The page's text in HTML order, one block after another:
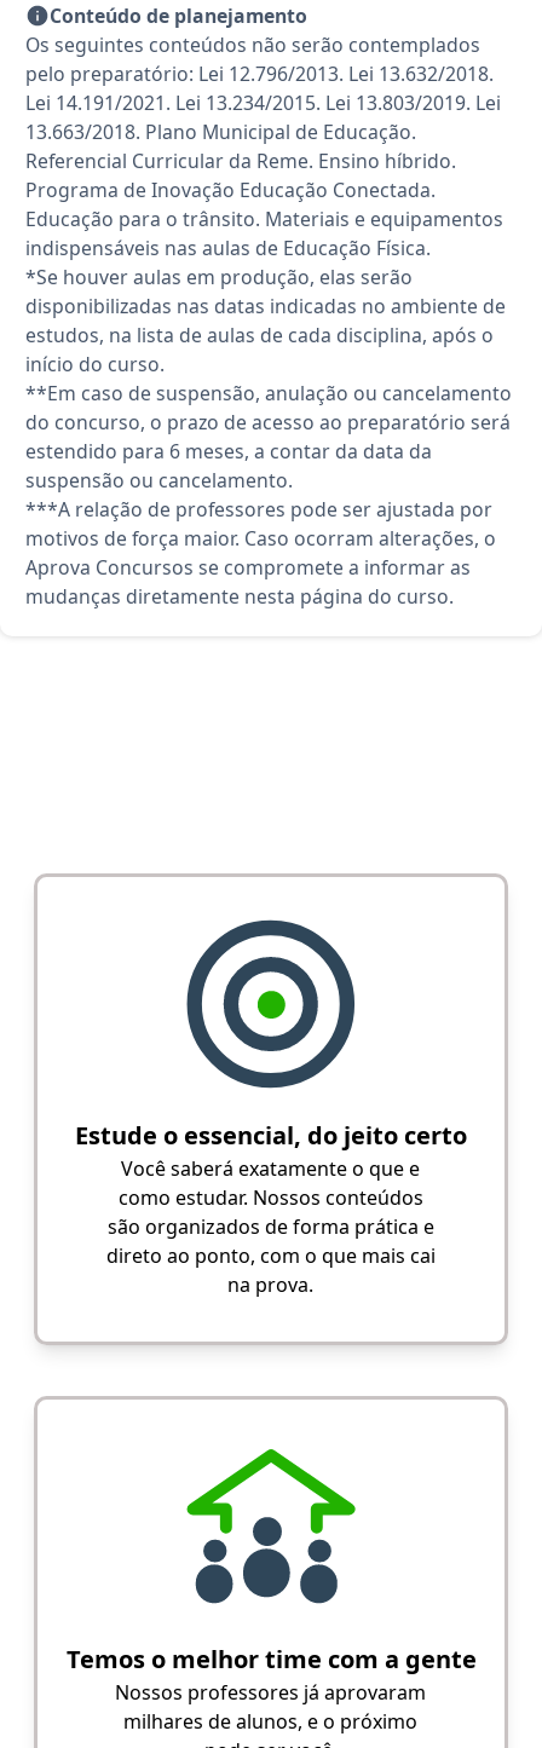
Conteúdo de planejamento
Os seguintes conteúdos não serão contemplados
pelo preparatório: Lei 12.796/2013. Lei 13.632/2018.
Lei 14.191/2021. Lei 13.234/2015. Lei 13.803/2019. Lei
13.663/2018. Plano Municipal de Educação.
Referencial Curricular da Reme. Ensino híbrido.
Programa de Inovação Educação Conectada.
Educação para o trânsito. Materiais e equipamentos
indispensáveis nas aulas de Educação Física.
*Se houver aulas em produção, elas serão
disponibilizadas nas datas indicadas no ambiente de
estudos, na lista de aulas de cada disciplina, após o
início do curso.
**Em caso de suspensão, anulação ou cancelamento
do concurso, o prazo de acesso ao preparatório será
estendido para 6 meses, a contar da data da
suspensão ou cancelamento.
***A relação de professores pode ser ajustada por
motivos de força maior. Caso ocorram alterações, o
Aprova Concursos se compromete a informar as
mudanças diretamente nesta página do curso.
Estude o essencial, do jeito certo
Você saberá exatamente o que e
como estudar. Nossos conteúdos
são organizados de forma prática e
direto ao ponto, com o que mais cai
na prova.
Temos o melhor time com a gente
Nossos professores já aprovaram
milhares de alunos, e o próximo